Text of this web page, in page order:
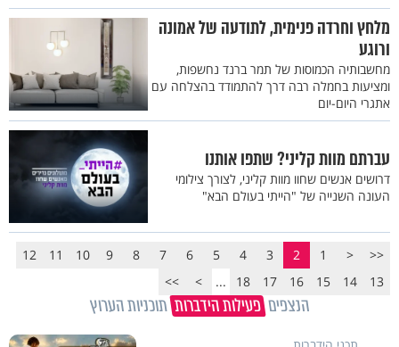
מלחץ וחרדה פנימית, לתודעה של אמונה
ורוגע
מחשבותיה הכמוסות של תמר ברנד נחשפות,
ומציעות בחמלה רבה דרך להתמודד בהצלחה עם
אתגרי היום-יום
עברתם מוות קליני? שתפו אותנו
דרושים אנשים שחוו מוות קליני, לצורך צילומי
העונה השנייה של "הייתי בעולם הבא"
<<
<
1
2
3
4
5
6
7
8
9
10
11
12
13
14
15
16
17
18
...
>
>>
הנצפים פעילות הידברות תוכניות הערוץ